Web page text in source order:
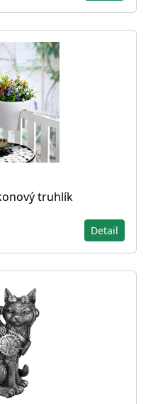
truhlík
Detail